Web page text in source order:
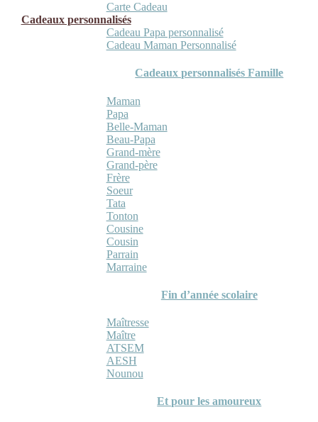
Carte Cadeau
Cadeaux personnalisés
Cadeau Papa personnalisé
Cadeau Maman Personnalisé
Cadeaux personnalisés Famille
Maman
Papa
Belle-Maman
Beau-Papa
Grand-mère
Grand-père
Frère
Soeur
Tata
Tonton
Cousine
Cousin
Parrain
Marraine
Fin d’année scolaire
Maîtresse
Maître
ATSEM
AESH
Nounou
Et pour les amoureux